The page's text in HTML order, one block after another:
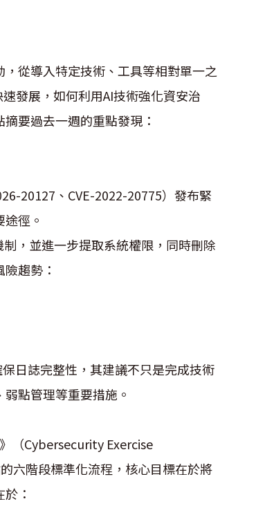
從導入特定技術、工具等相對單一之
發展，如何利用AI技術強化資安治
要過去一週的重點發現：
20127、CVE-2022-20775）發布緊
徑。
，並進一步提取系統權限，同時刪除
趨勢：
日誌完整性，其建議不只是完成技術
點管理等重要措施。
（Cybersecurity Exercise
六階段標準化流程，核心目標在於將
：